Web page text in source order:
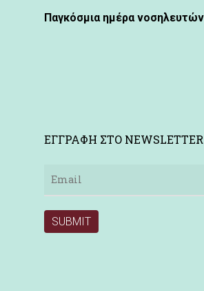
Παγκόσμια ημέρα
ΕΓΓΡΑΦΗ ΣΤΟ NEWSLETTER